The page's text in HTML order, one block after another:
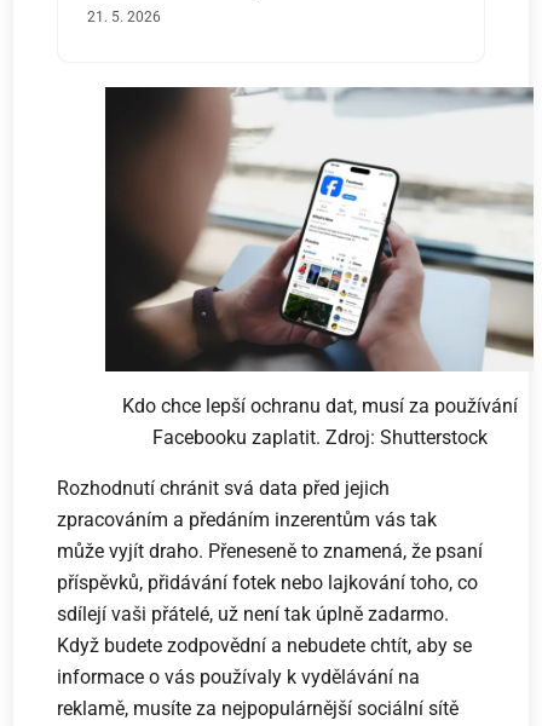
21. 5. 2026
Kdo chce lepší ochranu dat, musí za používání
Facebooku zaplatit. Zdroj: Shutterstock
Rozhodnutí chránit svá data před jejich
zpracováním a předáním inzerentům vás tak
může vyjít draho. Přeneseně to znamená, že psaní
příspěvků, přidávání fotek nebo lajkování toho, co
sdílejí vaši přátelé, už není tak úplně zadarmo.
Když budete zodpovědní a nebudete chtít, aby se
informace o vás používaly k vydělávání na
reklamě, musíte za nejpopulárnější sociální sítě